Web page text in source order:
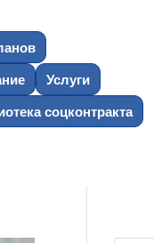
Услуги
соцконтракта